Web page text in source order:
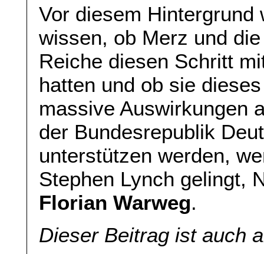
Vor diesem
wissen, ob Merz und
Reiche diesen Schritt
hatten und ob sie
massive Auswirkungen
der Bundesrepublik
unterstützen werden,
Stephen Lynch gelingt,
Florian Warweg.
Dieser Beitrag ist auch